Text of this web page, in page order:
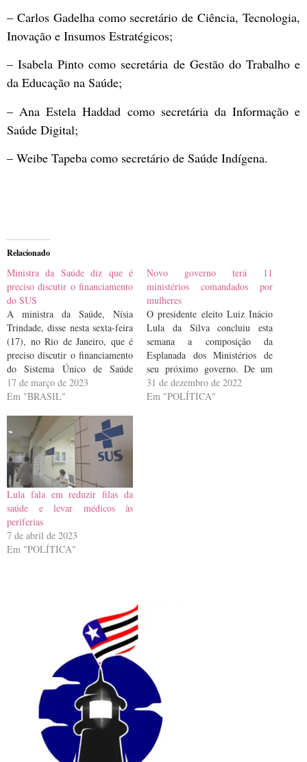
– Carlos Gadelha como secretário de Ciência, Tecnologia,
Inovação e Insumos Estratégicos;
– Isabela Pinto como secretária de Gestão do Trabalho e
da Educação na Saúde;
– Ana Estela Haddad como secretária da Informação e
Saúde Digital;
– Weibe Tapeba como secretário de Saúde Indígena.
Relacionado
Ministra da Saúde diz que é
preciso discutir o financiamento
do SUS
A ministra da Saúde, Nísia
Trindade, disse nesta sexta-feira
(17), no Rio de Janeiro, que é
preciso discutir o financiamento
do Sistema Único de Saúde
(SUS). Para ela, o tema é
importante para que se garanta a
população à saúde. “O gasto per
capita…
17 de março de 2023
Em "BRASIL"
Novo governo terá 11
ministérios comandados por
mulheres
O presidente eleito Luiz Inácio
Lula da Silva concluiu esta
semana a composição da
Esplanada dos Ministérios de
seu próximo governo. De um
total de 37 pastas, 11 serão
comandadas por mulheres.
31 de dezembro de 2022
Em "POLÍTICA"
Lula fala em reduzir filas da
saúde e levar médicos às
periferias
7 de abril de 2023
Em "POLÍTICA"